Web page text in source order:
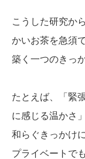
こうした研究か
かいお茶を急須
築く一つのきっ
たとえば、「緊
に感じる温かさ
和らぐきっかけ
プライベートで